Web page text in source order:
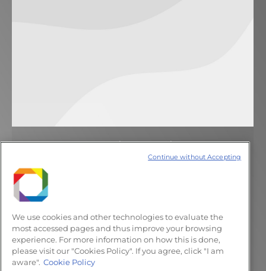
Novo sensor microfluídico para
diagnóstico do câncer
Notícias
Deixe um comentário
Pós-doutorando do LNNano recebe
premiação de melhor apresentação oral no
“VIII Workshop in Microfluidics & I Brazil-
Argentina Microfluidics Congress.
We use cookies and other technologies to evaluate the
most accessed pages and thus improve your browsing
experience. For more information on how this is done,
please visit our "Cookies Policy". If you agree, click "I am
aware". Cookie Policy
Continue without Accepting